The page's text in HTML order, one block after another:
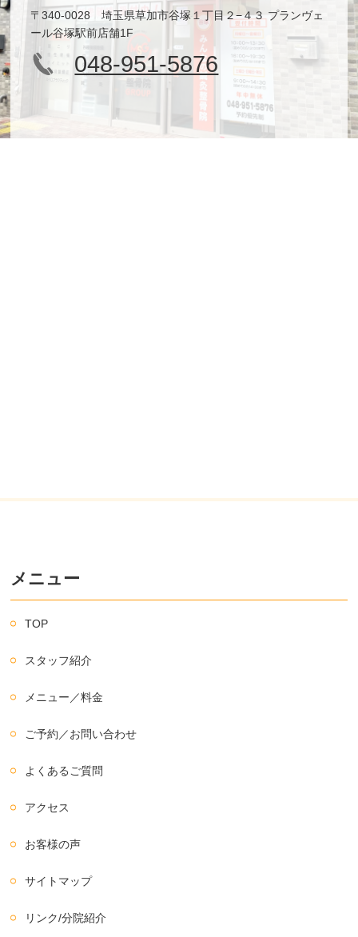
〒340-0028 埼玉県草加市谷塚１丁目２−４３ プランヴェ
ール谷塚駅前店舗1F
048-951-5876
メニュー
TOP
スタッフ紹介
メニュー／料金
ご予約／お問い合わせ
よくあるご質問
アクセス
お客様の声
サイトマップ
リンク/分院紹介